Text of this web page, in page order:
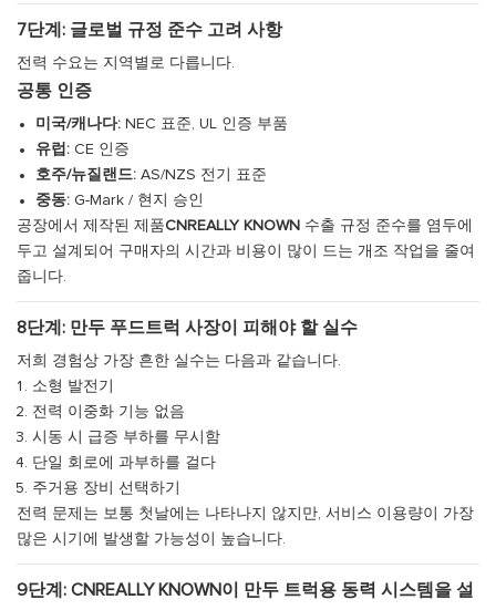
7단계: 글로벌 규정 준수 고려 사항
전력 수요는 지역별로 다릅니다.
공통 인증
미국/캐나다:NEC 표준, UL 인증 부품
유럽:CE 인증
호주/뉴질랜드:AS/NZS 전기 표준
중동:G-Mark / 현지 승인
공장에서 제작된 제품CNREALLY KNOWN 수출 규정 준수를 염두에
두고 설계되어 구매자의 시간과 비용이 많이 드는 개조 작업을 줄여
줍니다.
8단계: 만두 푸드트럭 사장이 피해야 할 실수
저희 경험상 가장 흔한 실수는 다음과 같습니다.
소형 발전기
전력 이중화 기능 없음
시동 시 급증 부하를 무시함
단일 회로에 과부하를 걸다
주거용 장비 선택하기
전력 문제는 보통 첫날에는 나타나지 않지만, 서비스 이용량이 가장
많은 시기에 발생할 가능성이 높습니다.
9단계: CNREALLY KNOWN이 만두 트럭용 동력 시스템을 설